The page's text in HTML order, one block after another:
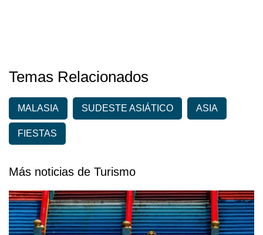
Temas Relacionados
MALASIA SUDESTE ASIÁTICO ASIA
FIESTAS
Más noticias de Turismo